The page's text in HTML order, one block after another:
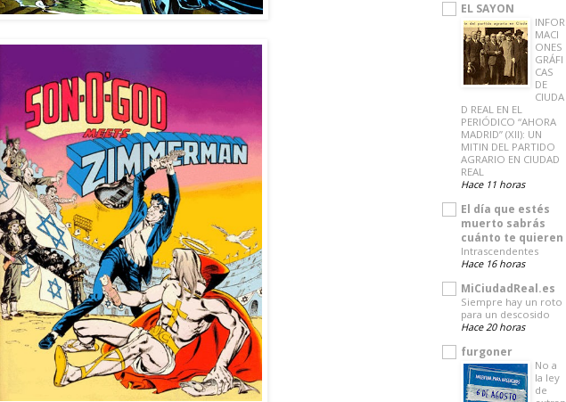
EL SAYON
INFOR
MACI
ONES
GRÁFI
CAS
DE
CIUDA
D REAL EN EL
PERIÓDICO “AHORA
MADRID” (XII): UN
MITIN DEL PARTIDO
AGRARIO EN CIUDAD
REAL
Hace 11 horas
El día que estés
muerto sabrás
cuánto te quieren
Intrascendentes
Hace 16 horas
MiCiudadReal.es
Siempre hay un roto
para un descosido
Hace 20 horas
furgoner
No a
la ley
de